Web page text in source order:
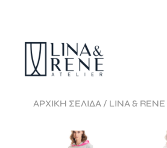
ΑΡΧΙΚΉ ΣΕΛΊΔΑ / LINA & RENE